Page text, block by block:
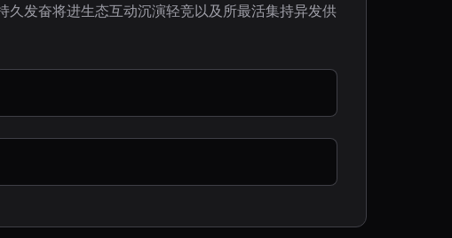
发奋将进生态互动沉演轻竞以及所最活集持异发供